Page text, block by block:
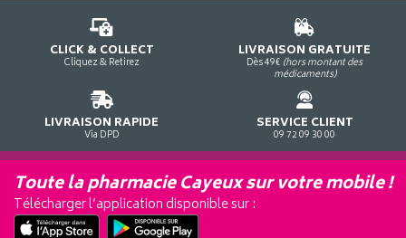
CLICK & COLLECT
Cliquez & Retirez
LIVRAISON GRATUITE
Dès 49€ (hors montant des
médicaments)
LIVRAISON RAPIDE
Via DPD
SERVICE CLIENT
09 72 09 30 00
Toute la pharmacie Cayeux sur votre mobile !
Télécharger l’application disponible sur :